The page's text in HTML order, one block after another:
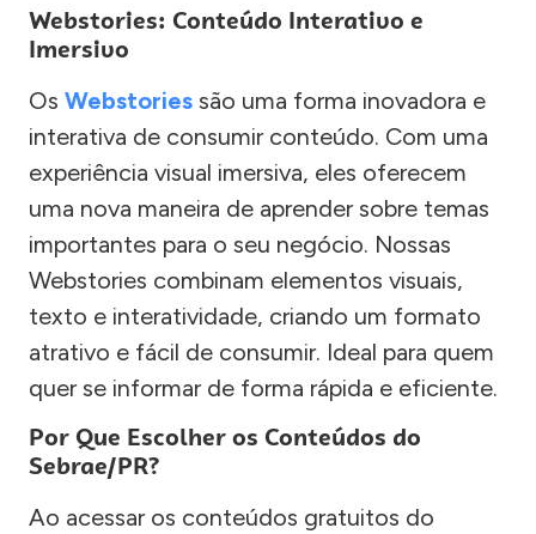
Webstories: Conteúdo Interativo e
Imersivo
Os Webstories são uma forma inovadora e
interativa de consumir conteúdo. Com uma
experiência visual imersiva, eles oferecem
uma nova maneira de aprender sobre temas
importantes para o seu negócio. Nossas
Webstories combinam elementos visuais,
texto e interatividade, criando um formato
atrativo e fácil de consumir. Ideal para quem
quer se informar de forma rápida e eficiente.
Por Que Escolher os Conteúdos do
Sebrae/PR?
Ao acessar os conteúdos gratuitos do